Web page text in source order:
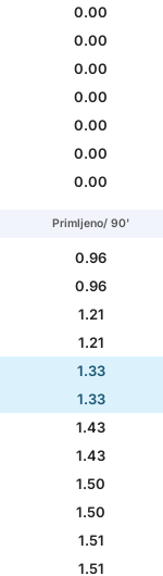
0.00
0.00
0.00
0.00
0.00
0.00
0.00
Primljeno/ 90'
0.96
0.96
1.21
1.21
1.33
1.33
1.43
1.43
1.50
1.50
1.51
1.51